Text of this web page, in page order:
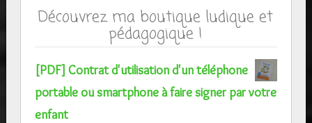
Découvrez ma boutique ludique et
pédagogique !
[PDF] Contrat d'utilisation d'un téléphone
portable ou smartphone à faire signer par votre
enfant